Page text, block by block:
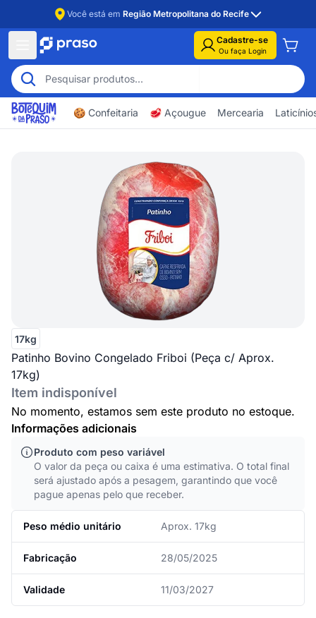
Você está em Região Metropolitana do Recife
Cadastre-se
Ou faça Login
🍪 Confeitaria 🥩 Açougue Mercearia
Informações adicionais
Produto com peso variável
O valor da peça ou caixa é uma estimativa. O total final
será ajustado após a pesagem, garantindo que você
pague apenas pelo que receber.
Peso médio unitário Aprox. 17kg
Fabricação 28/05/2025
Validade 11/03/2027
17kg
Patinho Bovino Congelado Friboi (Peça c/ Aprox.
17kg)
Item indisponível
No momento, estamos sem este produto no estoque.